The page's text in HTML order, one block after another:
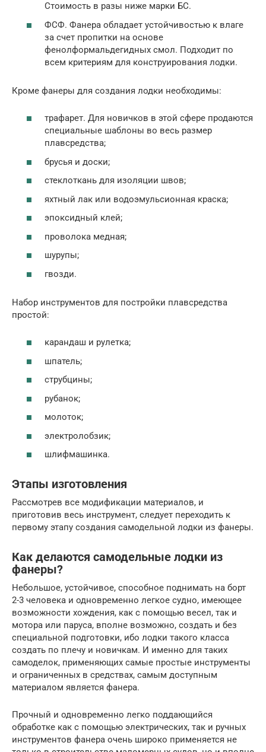
Стоимость в разы ниже марки БС.
ФСФ. Фанера обладает устойчивостью к влаге
за счет пропитки на основе
фенолформальдегидных смол. Подходит по
всем критериям для конструирования лодки.
Кроме фанеры для создания лодки необходимы:
трафарет. Для новичков в этой сфере продаются
специальные шаблоны во весь размер
плавсредства;
брусья и доски;
стеклоткань для изоляции швов;
яхтный лак или водоэмульсионная краска;
эпоксидный клей;
проволока медная;
шурупы;
гвозди.
Набор инструментов для постройки плавсредства
простой:
карандаш и рулетка;
шпатель;
струбцины;
рубанок;
молоток;
электролобзик;
шлифмашинка.
Этапы изготовления
Рассмотрев все модификации материалов, и
приготовив весь инструмент, следует переходить к
первому этапу создания самодельной лодки из фанеры.
Как делаются самодельные лодки из
фанеры?
Небольшое, устойчивое, способное поднимать на борт
2-3 человека и одновременно легкое судно, имеющее
возможности хождения, как с помощью весел, так и
мотора или паруса, вполне возможно, создать и без
специальной подготовки, ибо лодки такого класса
создать по плечу и новичкам. И именно для таких
самоделок, применяющих самые простые инструменты
и ограниченных в средствах, самым доступным
материалом является фанера.
Прочный и одновременно легко поддающийся
обработке как с помощью электрических, так и ручных
инструментов фанера очень широко применяется не